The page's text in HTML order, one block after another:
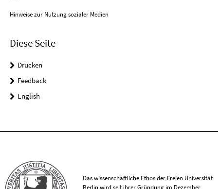
Hinweise zur Nutzung sozialer Medien
Diese Seite
Drucken
Feedback
English
Das wissenschaftliche Ethos der Freien Universität